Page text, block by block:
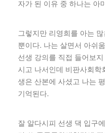
자가 된 이유 중 하나는 아
그렇지만 리영희를 아는
뿐이다. 나는 살면서 아쉬
선생 강의를 직접 들어보
시고 나서인데 비판사회
생은 산본에 사셨고 나는
기억된다.
잘 알다시피 선생 댁 입구